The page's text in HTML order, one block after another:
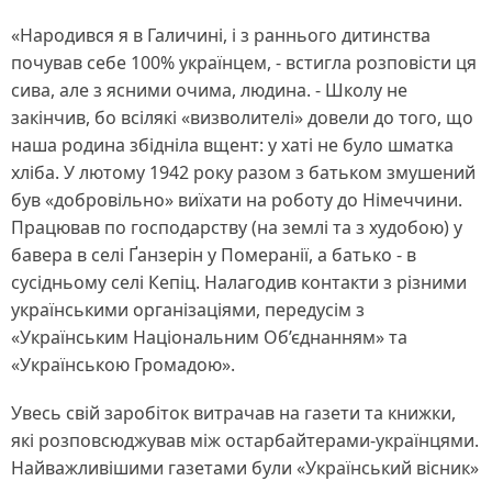
«Народився я в Галичині, і з раннього дитинства
почував себе 100% українцем, - встигла розповісти ця
сива, але з ясними очима, людина. - Школу не
закінчив, бо всілякі «визволителі» довели до того, що
наша родина збідніла вщент: у хаті не було шматка
хліба. У лютому 1942 року разом з батьком змушений
був «добровільно» виїхати на роботу до Німеччини.
Працював по господарству (на землі та з худобою) у
бавера в селі Ґанзерін у Померанії, а батько - в
сусідньому селі Кепіц. Налагодив контакти з різними
українськими організаціями, передусім з
«Українським Національним Об’єднанням» та
«Українською Громадою».
Увесь свій заробіток витрачав на газети та книжки,
які розповсюджував між остарбайтерами-українцями.
Найважливішими газетами були «Український вісник»